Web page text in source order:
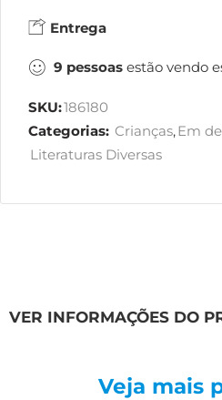
Entrega
9 pessoas estão vendo
SKU:186180
Categorias: Crianças,Em
Literaturas Diversas
VER INFORMAÇÕES DO
Veja mais